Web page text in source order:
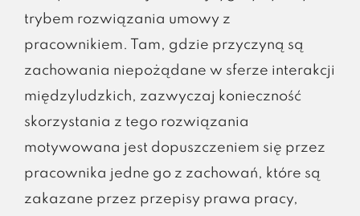
trybem rozwiązania umowy z
pracownikiem. Tam, gdzie przyczyną są
zachowania niepożądane w sferze interakcji
międzyludzkich, zazwyczaj konieczność
skorzystania z tego rozwiązania
motywowana jest dopuszczeniem się przez
pracownika jedne go z zachowań, które są
zakazane przez przepisy prawa pracy,